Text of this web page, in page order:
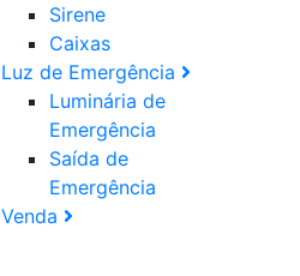
Sirene
Caixas
Luz de Emergência
Luminária de
Emergência
Saída de
Emergência
Venda